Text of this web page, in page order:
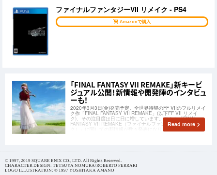
ファイナルファンタジーVII リメイク - PS4
Amazonで購入
「FINAL FANTASY VII REMAKE」新キービ
ジュアル公開！新情報や開発陣のインタビュ
ーも！
2020年3月3日(金)発売予定。全世界待望のFF VIIのフルリメイ
ク作「FINAL FANTASY VII REMAKE」(以下FF VII リメイ
ク)、その注目度は日に日に増しています。そんな「FINAL
FANTASY VII REMAKE（ファイナルファンタジー7リメイ
ク）」に関しての新情報が数々発表になりま
Read more
© 1997, 2019 SQUARE ENIX CO., LTD. All Rights Reserved.
CHARACTER DESIGN: TETSUYA NOMURA/ROBERTO FERRARI
LOGO ILLUSTRATION: © 1997 YOSHITAKA AMANO